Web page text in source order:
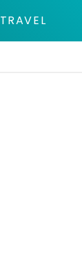
TRAVEL